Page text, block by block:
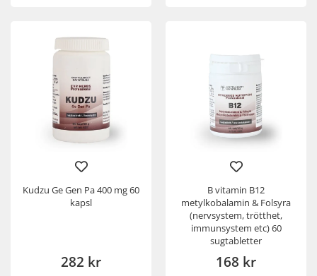
Kudzu Ge Gen Pa 400 mg 60
kapsl
282 kr
B vitamin B12
metylkobalamin & Folsyra
(nervsystem, trötthet,
immunsystem etc) 60
sugtabletter
168 kr